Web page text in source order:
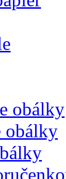
obálky
obálky